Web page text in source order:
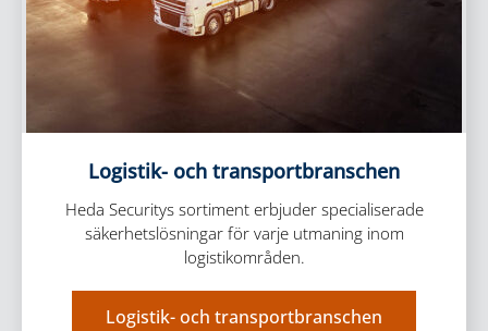
Logistik- och transportbranschen
Heda Securitys sortiment erbjuder specialiserade
säkerhetslösningar för varje utmaning inom
logistikområden.
Logistik- och transportbranschen